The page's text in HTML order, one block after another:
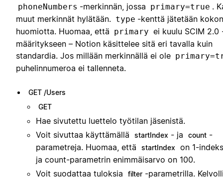
phoneNumbers -merkinnän, jossa primary=true .
muut merkinnät hylätään. type -kenttä jätetään
huomiotta. Huomaa, että primary ei kuulu SCIM 2.0
määritykseen – Notion käsittelee sitä eri tavalla kuin
standardia. Jos millään merkinnällä ei ole
puhelinnumeroa ei tallenneta.
GET /Users
GET
Hae sivutettu luettelo työtilan jäsenistä.
Voit sivuttaa käyttämällä
startIndex - ja count -
parametreja. Huomaa, että
startIndex
on 1-
ja count-parametrin enimmäisarvo on 100.
Voit suodattaa tuloksia
filter -parametrilla.